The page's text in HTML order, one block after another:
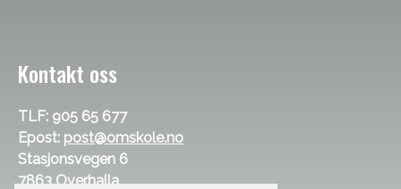
Kontakt oss
TLF: 905 65 677
Epost: post@omskole.no
Stasjonsvegen 6
7863 Overhalla